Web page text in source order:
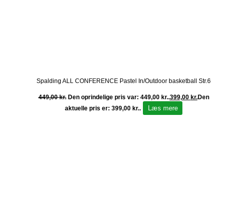
Spalding ALL CONFERENCE Pastel In/Outdoor basketball Str.6
449,00kr. Den oprindelige pris var: 449,00 kr..399,00 kr.Den
aktuelle pris er: 399,00 kr..
Læs mere